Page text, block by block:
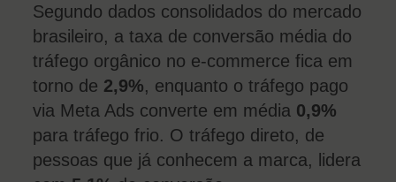
Segundo dados consolidados do mercado
brasileiro, a taxa de conversão média do
tráfego orgânico no e-commerce fica em
torno de 2,9%, enquanto o tráfego pago
via Meta Ads converte em média 0,9%
para tráfego frio. O tráfego direto, de
pessoas que já conhecem a marca, lidera